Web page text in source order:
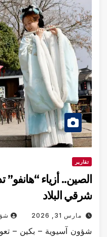
تقارير
الصين.. أزياء “هانفو”
شرقي البلاد
مارس 31, 2026
شؤون آسيوية – بكين – تعود